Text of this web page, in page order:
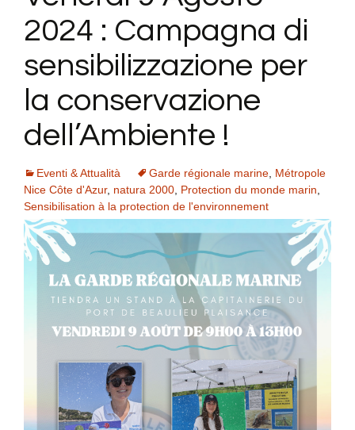
2024 : Campagna di
sensibilizzazione per
la conservazione
dell’Ambiente !
Eventi & Attualità Garde régionale marine Métropole
Nice Côte d'Azur, natura 2000 Protection du monde marin
Sensibilisation à la protection de l'environnement